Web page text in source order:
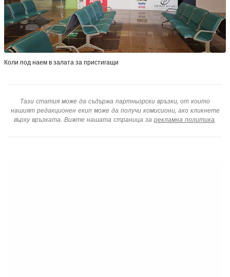
Коли под наем в залата за пристигащи
Тази статия може да съдържа партньорски връзки, от които
нашият редакционен екип може да получи комисиони, ако кликнете
върху връзката. Вижте нашата страница за рекламна политика.